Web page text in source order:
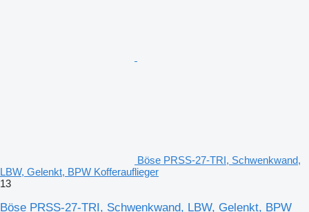
Böse PRSS-27-TRI, Schwenkwand,
LBW, Gelenkt, BPW Kofferauflieger
13
Böse PRSS-27-TRI, Schwenkwand, LBW, Gelenkt, BPW